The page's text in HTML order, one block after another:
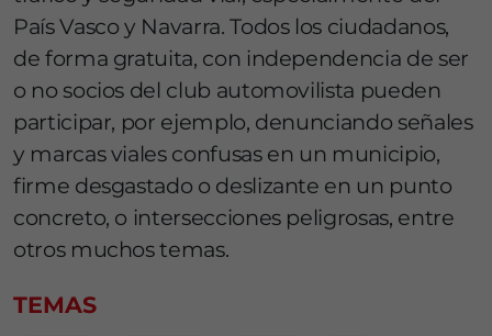
País Vasco y Navarra. Todos los ciudadanos,
de forma gratuita, con independencia de ser
o no socios del club automovilista pueden
participar, por ejemplo, denunciando señales
y marcas viales confusas en un municipio,
firme desgastado o deslizante en un punto
concreto, o intersecciones peligrosas, entre
otros muchos temas.
TEMAS